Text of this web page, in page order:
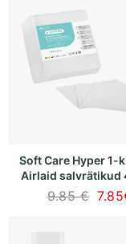
Soft Care Hyper 1-
Airlaid salvrätikud
cm - valge DS 50
9.85 € 7.85